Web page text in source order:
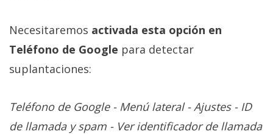
Necesitaremos activada esta opción en
Teléfono de Google para detectar
suplantaciones:
Teléfono de Google - Menú lateral - Ajustes - ID
de llamada y spam - Ver identificador de llamada